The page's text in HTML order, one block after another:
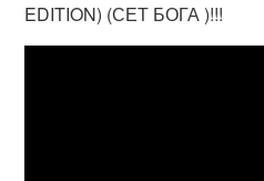
EDITION) (СЕТ БОГА )!!!